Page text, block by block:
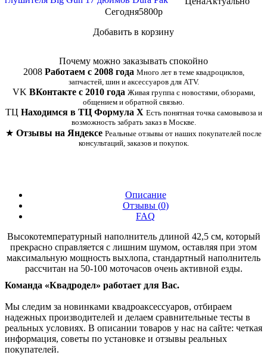
Сегодня5800p
Добавить в корзину
Почему можно заказывать спокойно
2008 Работаем с 2008 года Много лет в теме квадроциклов,
запчастей, шин и аксессуаров для ATV.
VK ВКонтакте с 2010 года Живая группа с новостями, обзорами,
общением и обратной связью.
ТЦ Находимся в ТЦ Формула Х Есть понятная точка самовывоза и
возможность забрать заказ в Москве.
★ Отзывы на Яндексе Реальные отзывы от наших покупателей после
консультаций, заказов и покупок.
Описание
Отзывы (0)
FAQ
Высокотемпературный наполнитель длиной 42,5 см, который
прекрасно справляется с лишним шумом, оставляя при этом
максимальную мощность выхлопа, стандартный наполнитель
рассчитан на 50-100 моточасов очень активной езды.
Команда «Квадродел» работает для Вас.
Мы следим за новинками квадроаксессуаров, отбираем
надежных производителей и делаем сравнительные тесты в
реальных условиях. В описании товаров у нас на сайте: четкая
информация, советы по установке и отзывы реальных
покупателей.